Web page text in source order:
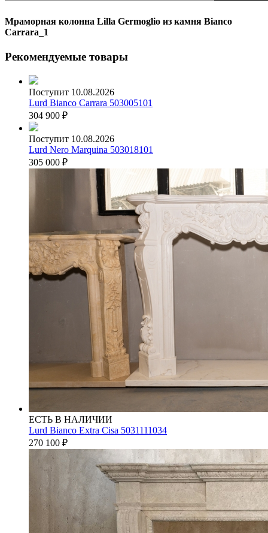
Мраморная колонна Lilla Germoglio из камня Bianco
Carrara_1
Рекомендуемые товары
Поступит 10.08.2026
Lurd Bianco Carrara 503005101
304 900 ₽
Поступит 10.08.2026
Lurd Nero Marquina 503018101
305 000 ₽
ЕСТЬ В НАЛИЧИИ
Lurd Bianco Extra Cisa 5031111034
270 100 ₽